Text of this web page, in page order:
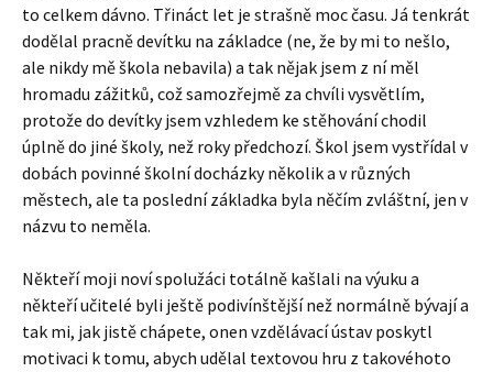
to celkem dávno. Třináct let je strašně moc času. Já tenkrát
dodělal pracně devítku na základce (ne, že by mi to nešlo,
ale nikdy mě škola nebavila) a tak nějak jsem z ní měl
hromadu zážitků, což samozřejmě za chvíli vysvětlím,
protože do devítky jsem vzhledem ke stěhování chodil
úplně do jiné školy, než roky předchozí. Škol jsem vystřídal v
dobách povinné školní docházky několik a v různých
městech, ale ta poslední základka byla něčím zvláštní, jen v
názvu to neměla.
Někteří moji noví spolužáci totálně kašlali na výuku a
někteří učitelé byli ještě podivínštější než normálně bývají a
tak mi, jak jistě chápete, onen vzdělávací ústav poskytl
motivaci k tomu, abych udělal textovou hru z takovéhoto